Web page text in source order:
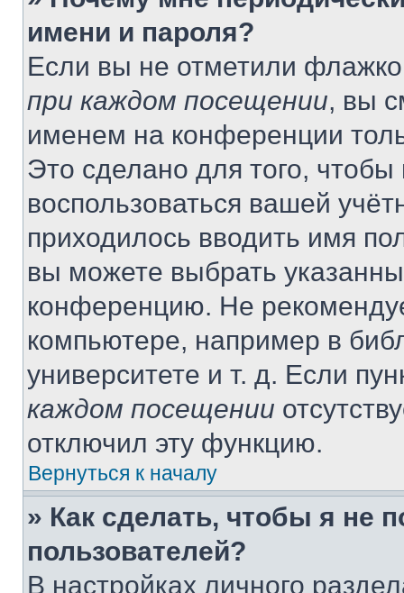
имени и пароля?
Если вы не отметили
при каждом посещении, вы
именем на конференции
Это сделано для того, чтобы
воспользоваться вашей
приходилось вводить имя
вы можете выбрать
конференцию. Не
компьютере, например в
университете и т. д. Если
каждом посещении
отключил эту функцию.
Вернуться к началу
» Как сделать, чтобы я не
пользователей?
В настройках личного